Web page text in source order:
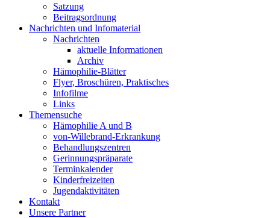
Satzung
Beitragsordnung
Nachrichten und Infomaterial
Nachrichten
aktuelle Informationen
Archiv
Hämophilie-Blätter
Flyer, Broschüren, Praktisches
Infofilme
Links
Themensuche
Hämophilie A und B
von-Willebrand-Erkrankung
Behandlungszentren
Gerinnungspräparate
Terminkalender
Kinderfreizeiten
Jugendaktivitäten
Kontakt
Unsere Partner